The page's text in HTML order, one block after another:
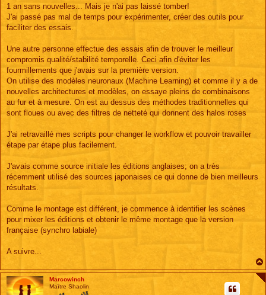
s
a
g
1 an sans nouvelles... Mais je n'ai pas laissé tomber!
J'ai passé pas mal de temps pour expérimenter, créer des outils pour
faciliter des essais.
Une autre personne effectue des essais afin de trouver le meilleur
compromis qualité/stabilité temporelle. Ceci afin d'éviter les
fourmillements que j'avais sur la première version.
On utilise des modèles neuronaux (Machine Learning) et comme il y a de
nouvelles architectures et modèles, on essaye pleins de combinaisons
au fur et à mesure. On est au dessus des méthodes traditionnelles qui
sont floues ou avec des filtres de netteté qui donnent des halos roses
J'ai retravaillé mes scripts pour changer le workflow et pouvoir travailler
étape par étape plus facilement.
J'avais comme source initiale les éditions anglaises; on a très
récemment utilisé des sources japonaises ce qui donne de bien meilleurs
résultats.
Comme le montage est différent, je commence à identifier les scènes
pour mixer les éditions et obtenir le même montage que la version
française (synchro labiale)
A suivre...
Marcowinch
Maître Shaolin